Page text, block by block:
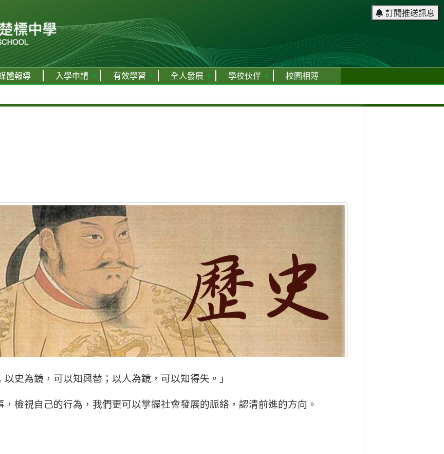
訂閱推送訊息
體報導 入學申請 有效學習 全人發展 學校伙伴 校園相簿
史為鏡，可以知興替；以人為鏡，可以知得失。」
檢視自己的行為，我們更可以掌握社會發展的脈絡，認清前進的方向。